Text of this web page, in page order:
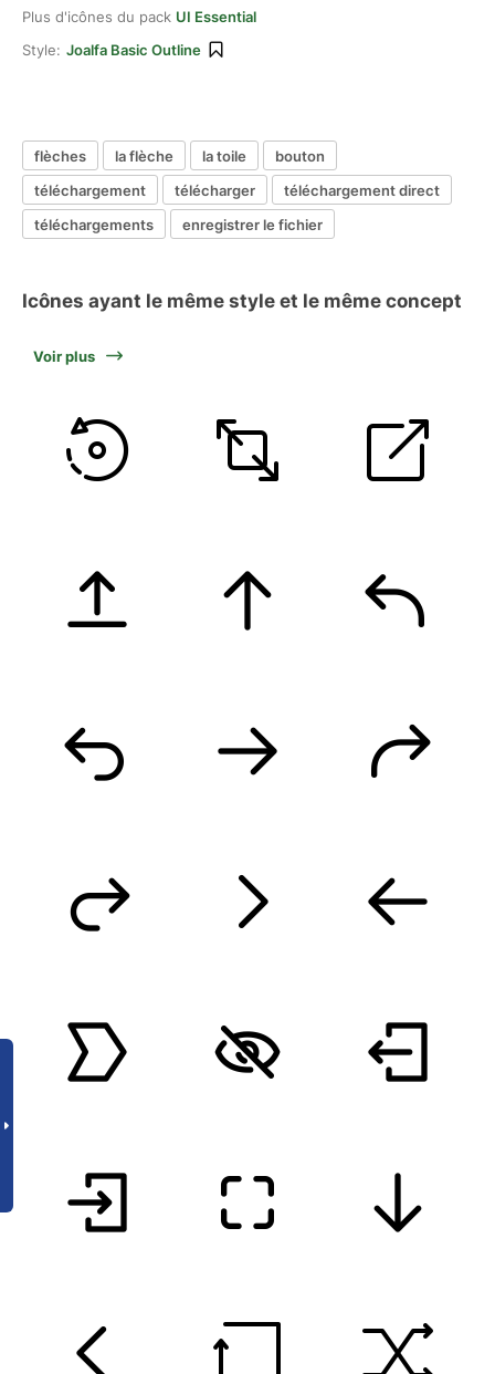
Plus d'icônes du pack UI Essential
Style: Joalfa Basic Outline
flèches la flèche la toile
bouton
téléchargement
télécharger
téléchargement direct
téléchargements
enregistrer le fichier
Icônes ayant le même style et le même concept
Voir plus